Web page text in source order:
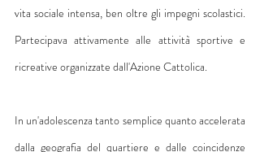
vita sociale intensa, ben oltre gli impegni scolastici.
Partecipava attivamente alle attività sportive e
ricreative organizzate dall'Azione Cattolica.
In un'adolescenza tanto semplice quanto accelerata
dalla geografia del quartiere e dalle coincidenze